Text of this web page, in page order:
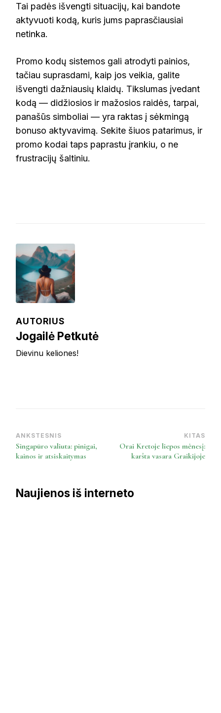
Tai padės išvengti situacijų, kai bandote
aktyvuoti kodą, kuris jums paprasčiausiai
netinka.
Promo kodų sistemos gali atrodyti painios,
tačiau suprasdami, kaip jos veikia, galite
išvengti dažniausių klaidų. Tikslumas įvedant
kodą — didžiosios ir mažosios raidės, tarpai,
panašūs simboliai — yra raktas į sėkmingą
bonuso aktyvavimą. Sekite šiuos patarimus, ir
promo kodai taps paprastu įrankiu, o ne
frustracijų šaltiniu.
AUTORIUS
Jogailė Petkutė
Dievinu keliones!
Post
Navigation
ANKSTESNIS
Singapūro valiuta: pinigai,
kainos ir atsiskaitymas
KITAS
Orai Kretoje liepos mėnesį:
karšta vasara Graikijoje
Naujienos iš interneto